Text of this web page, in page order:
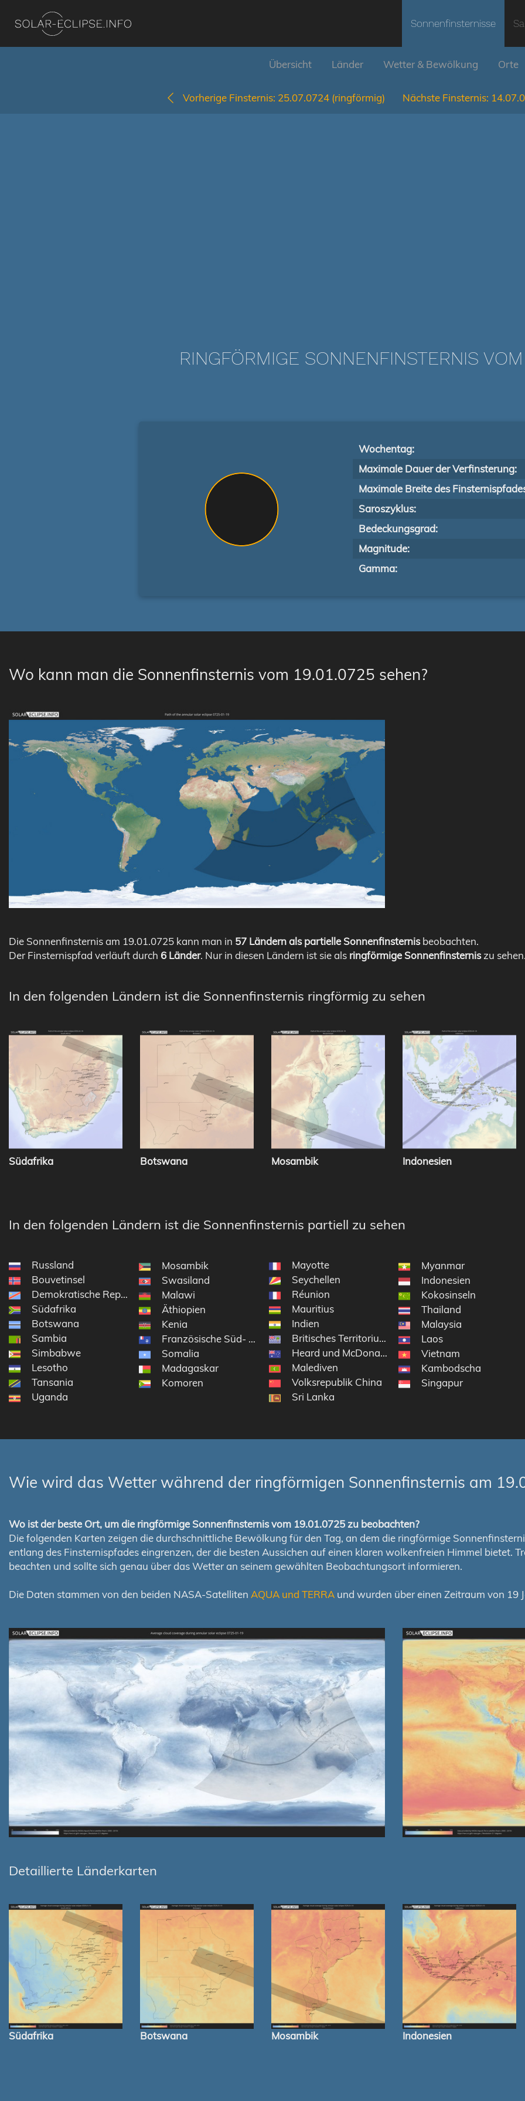
Sonnenfinsternisse
Übersicht Länder Wetter & Bewölkung Orte
Vorherige Finsternis: 25.07.0724 (ringförmig) Nächste Finsternis:
RINGFÖRMIGE SONNENFINSTERNIS
Wochentag:
Maximale Dauer der Verfinsterung:
Maximale Breite des
Saroszyklus:
Bedeckungsgrad:
Magnitude:
Gamma:
Wo kann man die Sonnenfinsternis vom 19.01.0725 sehen?
Die Sonnenfinsternis am 19.01.0725 kann man in 57 Ländern als partielle Sonnenfinsternisbeobachten.
Der Finsternispfad verläuft durch 6 Länder. Nur in diesen Ländern ist sie als ringförmige Sonnenfinsterniszu
In den folgenden Ländern ist die Sonnenfinsternis ringförmig zu sehen
Südafrika Botswana Mosambik Indonesien
In den folgenden Ländern ist die Sonnenfinsternis partiell zu sehen
Russland
Bouvetinsel
Demokratische Republik Kongo
Südafrika
Botswana
Sambia
Simbabwe
Lesotho
Tansania
Uganda
Mosambik
Swasiland
Malawi
Äthiopien
Kenia
Französische Süd- und Antarktisgebiete
Somalia
Madagaskar
Komoren
Mayotte
Seychellen
Réunion
Mauritius
Indien
Britisches Territorium im Indischen Ozean
Heard und McDonaldinseln
Malediven
Volksrepublik China
Sri Lanka
Myanmar
Indonesien
Kokosinseln
Thailand
Malaysia
Laos
Vietnam
Kambodscha
Singapur
Wie wird das Wetter während der ringförmigen Sonnenfinsternis am
Wo ist der beste Ort, um die ringförmige Sonnenfinsternis vom 19.01.0725 zu beobachten?
Die folgenden Karten zeigen die durchschnittliche Bewölkung für den Tag, an dem die ringförmige
entlang des Finsternispfades eingrenzen, der die besten Aussichen auf einen klaren wolkenfreien Himmel bietet.
beachten und sollte sich genau über das Wetter an seinem gewählten Beobachtungsort informieren.
Die Daten stammen von den beiden NASA-Satelliten AQUA und TERRA und wurden über einen Zeitraum von 19
Detaillierte Länderkarten
Südafrika Botswana Mosambik Indonesien